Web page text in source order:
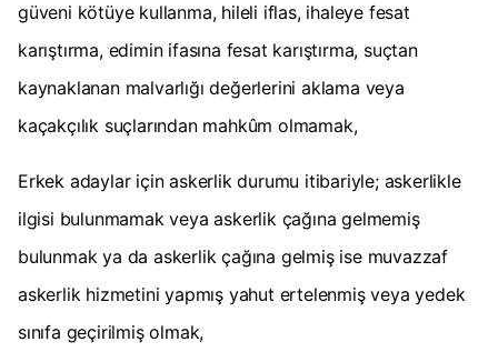
güveni kötüye kullanma, hileli iflas, ihaleye fesat
karıştırma, edimin ifasına fesat karıştırma, suçtan
kaynaklanan malvarlığı değerlerini aklama veya
kaçakçılık suçlarından mahkûm olmamak,
Erkek adaylar için askerlik durumu itibariyle; askerlikle
ilgisi bulunmamak veya askerlik çağına gelmemiş
bulunmak ya da askerlik çağına gelmiş ise muvazzaf
askerlik hizmetini yapmış yahut ertelenmiş veya yedek
sınıfa geçirilmiş olmak,